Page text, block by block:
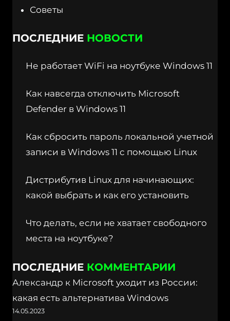
Советы
ПОСЛЕДНИЕ НОВОСТИ
Не работает WiFi на ноутбуке Windows 11
Как навсегда отключить Microsoft
Defender в Windows 11
Как сбросить пароль локальной учетной
записи в Windows 11 с помощью Linux
Дистрибутив Linux для начинающих:
какой выбрать и как его установить
Что делать, если не хватает свободного
места на ноутбуке?
ПОСЛЕДНИЕ КОММЕНТАРИИ
Александр к Microsoft уходит из России:
какая есть альтернатива Windows
14.05.2023